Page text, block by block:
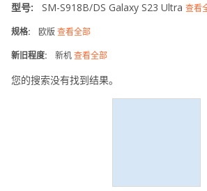
型号: SM-S918B/DS Galaxy S23 Ultra 查看
规格:
欧版 查看全部
新旧程度:
新机查看全部
您的搜索没有找到结果。